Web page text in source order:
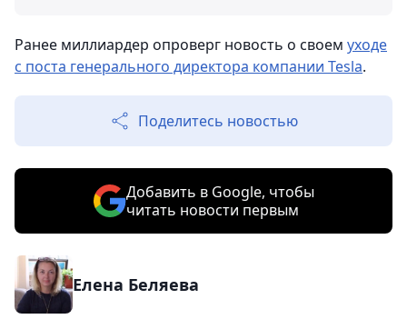
Ранее миллиардер опроверг новость о своем уходе
с поста генерального директора компании Tesla.
Поделитесь новостью
Добавить в Google, чтобы
читать новости первым
Елена Беляева